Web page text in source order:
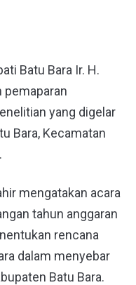
Batu Bara Ir. H.
pemaparan
yang digelar
Bara, Kecamatan
mengatakan acara
tahun anggaran
rencana
dalam menyebar
Batu Bara.